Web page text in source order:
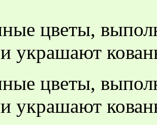
цветы,
украшают
цветы,
украшают